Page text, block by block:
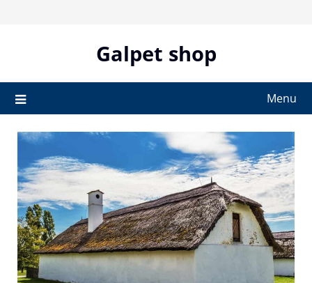
Galpet shop
Menu